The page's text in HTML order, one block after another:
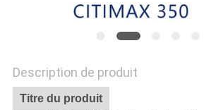
CONFIDENTIALITÉ
Description de produit
Titre du produit